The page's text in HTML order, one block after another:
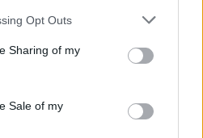
app uses one or more Google
behaviour. You may click to
and its third-party tags to
purposes in below Google
Opt Outs
Sharing of my
Sale of my